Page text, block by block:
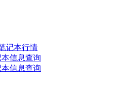
记本行情
信息查询
信息查询